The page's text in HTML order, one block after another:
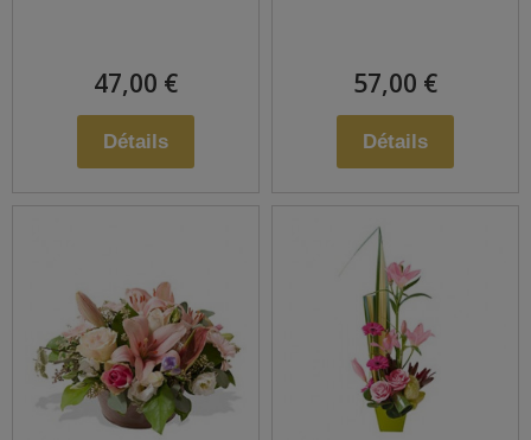
47,00 €
Détails
57,00 €
Détails